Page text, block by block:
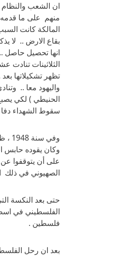
ان الشعب
منهم على ما قدمه
المالكة كانت
بقاع الارض .. لا
انها تحصيل حاصل
الثلاثينات
تظهر تشكيلاتها
واليهود معا ..
الحنيطي ) لكي
سقوط الشهداء
وكان يقوده حابس
على أن يتوقفوا
الصهيوني في ذلك
الفلسطيني في
فلسطين .
بعد ان رحل